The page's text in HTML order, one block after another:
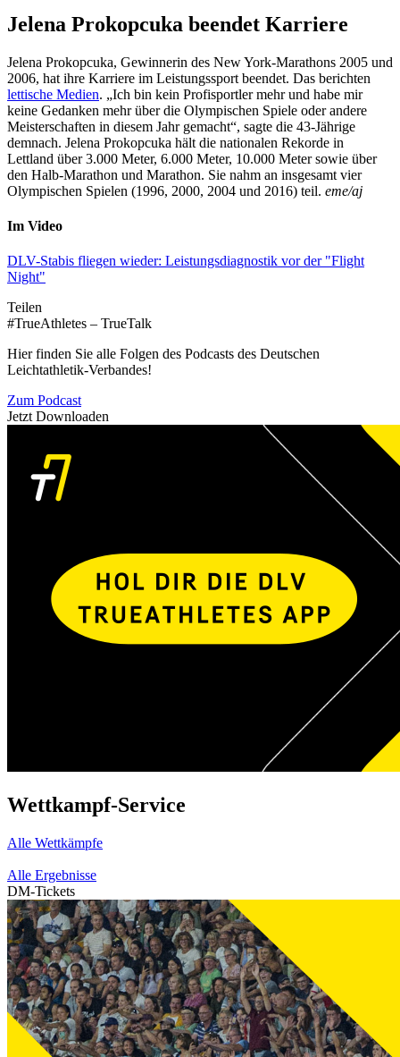
Jelena Prokopcuka beendet Karriere
Jelena Prokopcuka, Gewinnerin des New York-Marathons 2005 und
2006, hat ihre Karriere im Leistungssport beendet. Das berichten
lettische Medien. „Ich bin kein Profisportler mehr und habe mir
keine Gedanken mehr über die Olympischen Spiele oder andere
Meisterschaften in diesem Jahr gemacht“, sagte die 43-Jährige
demnach. Jelena Prokopcuka hält die nationalen Rekorde in
Lettland über 3.000 Meter, 6.000 Meter, 10.000 Meter sowie über
den Halb-Marathon und Marathon. Sie nahm an insgesamt vier
Olympischen Spielen (1996, 2000, 2004 und 2016) teil. eme/aj
Im Video
DLV-Stabis fliegen wieder: Leistungsdiagnostik vor der "Flight
Night"
Teilen
#TrueAthletes – TrueTalk
Hier finden Sie alle Folgen des Podcasts des Deutschen
Leichtathletik-Verbandes!
Zum Podcast
Jetzt Downloaden
Wettkampf-Service
Alle Wettkämpfe
Alle Ergebnisse
DM-Tickets